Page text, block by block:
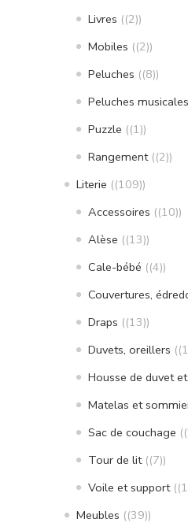
Livres (2)
Mobiles (2)
Peluches (8)
Peluches musicales
Puzzle (1)
Rangement (2)
Literie (109)
Accessoires (10)
Alèse (13)
Cale-bébé (4)
Couvertures,
Draps (13)
Duvets, oreillers
Housse de duvet
Matelas et
Sac de couchage
Tour de lit (7)
Voile et support
Meubles (39)